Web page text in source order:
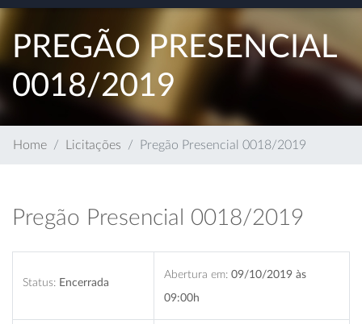
PREGÃO PRESENCIAL
0018/2019
Home Licitações Pregão Presencial 0018/2019
Pregão Presencial 0018/2019
Status: Encerrada
Abertura em: 09/10/2019 às
09:00h